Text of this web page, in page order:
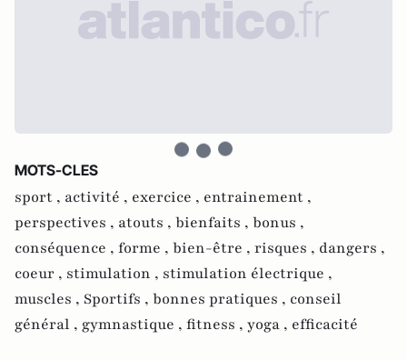
MOTS-CLES
sport , activité , exercice , entrainement ,
perspectives , atouts , bienfaits , bonus ,
conséquence , forme , bien-être , risques , dangers ,
coeur , stimulation , stimulation électrique ,
muscles , Sportifs , bonnes pratiques , conseil
général , gymnastique , fitness , yoga , efficacité